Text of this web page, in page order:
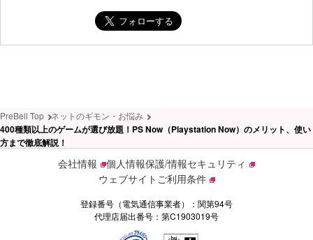
PreBell Top ネットのギモン・お悩み
400種類以上のゲームが選び放題！PS Now（Playstation Now）のメリット、使い
方まで徹底解説！
会社情報
個人情報保護/情報セキュリティ
ウェブサイトご利用条件
登録番号（電気通信事業者）：関第94号
代理店届出番号：第C1903019号